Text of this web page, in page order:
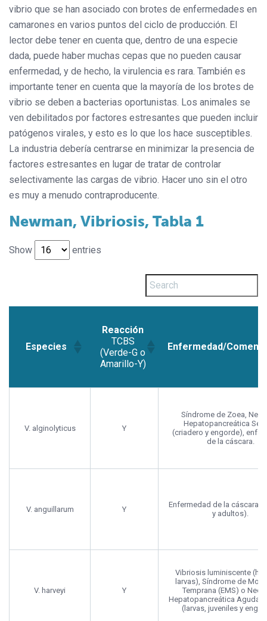
vibrio que se han asociado con brotes de enfermedades en
camarones en varios puntos del ciclo de producción. El
lector debe tener en cuenta que, dentro de una especie
dada, puede haber muchas cepas que no pueden causar
enfermedad, y de hecho, la virulencia es rara. También es
importante tener en cuenta que la mayoría de los brotes de
vibrio se deben a bacterias oportunistas. Los animales se
ven debilitados por factores estresantes que pueden incluir
patógenos virales, y esto es lo que los hace susceptibles.
La industria debería centrarse en minimizar la presencia de
factores estresantes en lugar de tratar de controlar
selectivamente las cargas de vibrio. Hacer uno sin el otro
es muy a menudo contraproducente.
Newman, Vibriosis, Tabla 1
Show entries
Especies
Reacción
TCBS
(Verde-G o
Amarillo-Y)
Enfermedad/
Amarillo-Y)
V. alginolyticus Y
Síndrome de Zoea,
Hepatopancreática
(criadero y engorde),
de la cáscara.
V. anguillarum Y
Enfermedad de la cáscara
y adultos).
V. harveyi Y
Vibriosis luminiscente
larvas), Síndrome de
Temprana (EMS) o
Hepatopancreática Aguda
(larvas, juveniles y